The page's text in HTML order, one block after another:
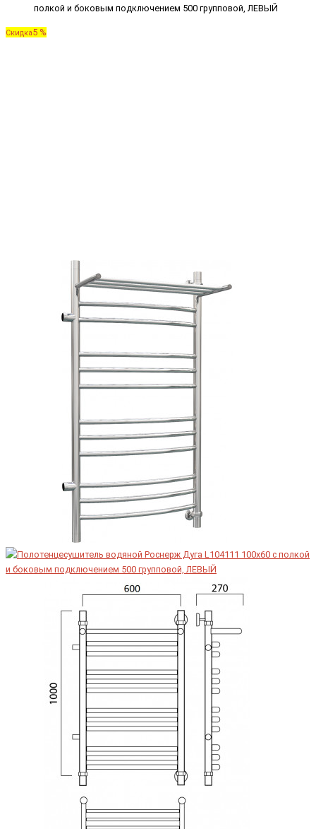
полкой и боковым подключением 500 групповой, ЛЕВЫЙ
Скидка5 %